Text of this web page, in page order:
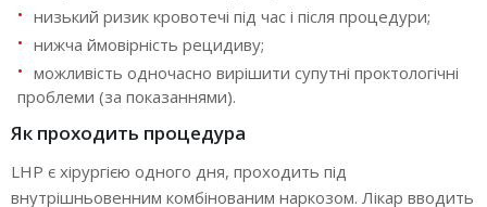
низький ризик кровотечі під час і після процедури;
нижча ймовірність рецидиву;
можливість одночасно вирішити супутні проктологічні
проблеми (за показаннями).
Як проходить процедура
LHP є хірургією одного дня, проходить під
внутрішньовенним комбінованим наркозом. Лікар вводить